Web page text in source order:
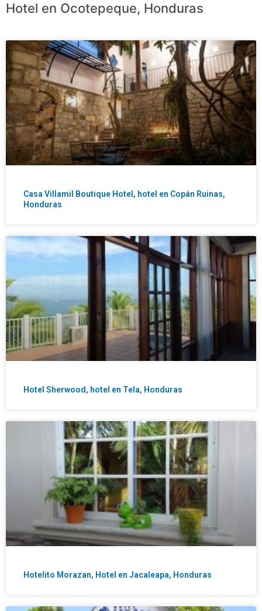
Hotel en Ocotepeque, Honduras
Casa Villamil Boutique Hotel, hotel en Copán Ruinas,
Honduras
Hotel Sherwood, hotel en Tela, Honduras
Hotelito Morazan, Hotel en Jacaleapa, Honduras